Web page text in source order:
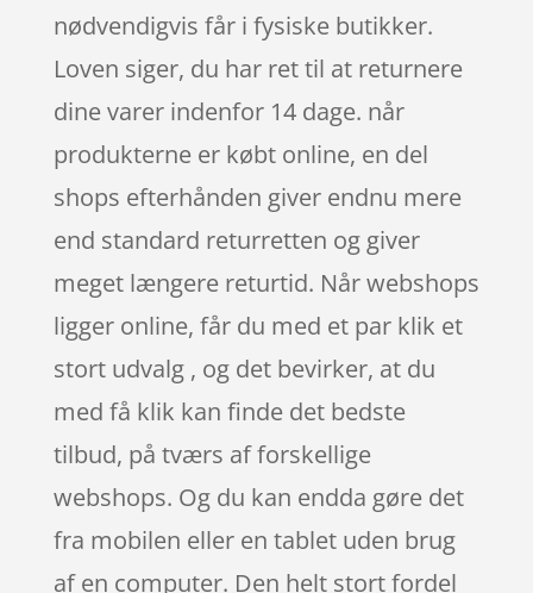
nødvendigvis får i fysiske butikker.
Loven siger, du har ret til at returnere
dine varer indenfor 14 dage. når
produkterne er købt online, en del
shops efterhånden giver endnu mere
end standard returretten og giver
meget længere returtid. Når webshops
ligger online, får du med et par klik et
stort udvalg , og det bevirker, at du
med få klik kan finde det bedste
tilbud, på tværs af forskellige
webshops. Og du kan endda gøre det
fra mobilen eller en tablet uden brug
af en computer. Den helt stort fordel